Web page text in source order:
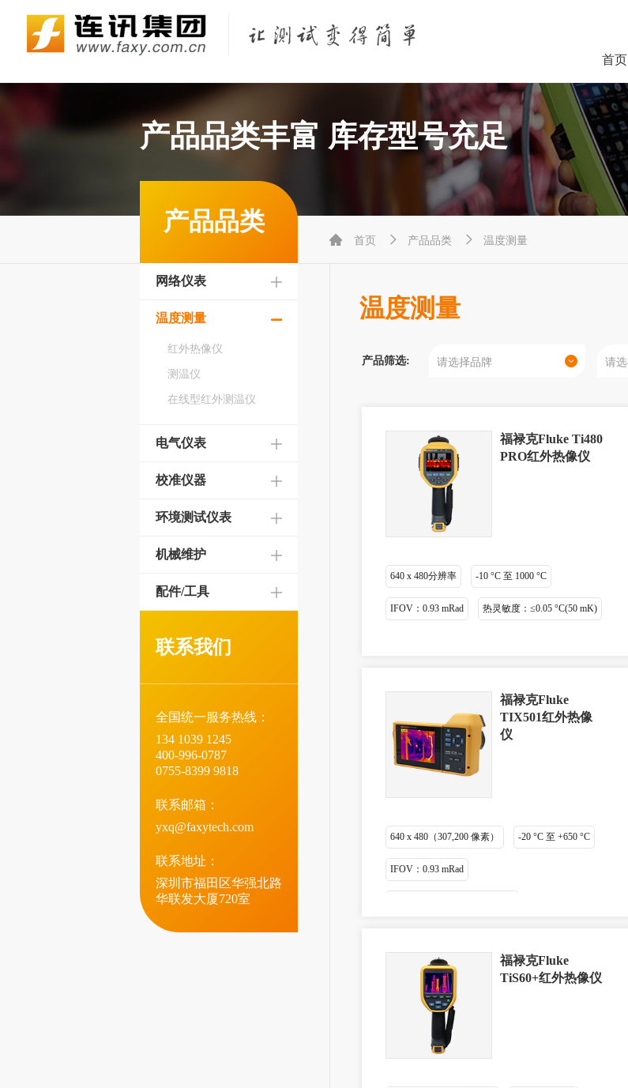
首页
产品品类丰富 库存型号充足
 首页  产品品类  温度测量
产品品类
网络仪表
温度测量
红外热像仪
测温仪
在线型红外测温仪
电气仪表
校准仪器
环境测试仪表
机械维护
配件/工具
联系我们
全国统一服务热线：
134 1039 1245
400-996-0787
0755-8399 9818
联系邮箱：
yxq@faxytech.com
联系地址：
深圳市福田区华强北路
华联发大厦720室
温度测量
产品筛选:
福禄克Fluke Ti480
PRO红外热像仪
640 x 480分辨率 -10 °C 至 1000 °C
IFOV：0.93 mRad 热灵敏度：≤0.05 °C(50 mK)
福禄克Fluke
TIX501红外热像
仪
640 x 480（307,200 像素） -20 °C 至 +650 °C
IFOV：0.93 mRad
福禄克Fluke
TiS60+红外热像仪